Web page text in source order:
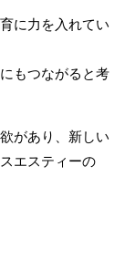
に力を入れてい
もつながると考
があり、新しい
エスティーの